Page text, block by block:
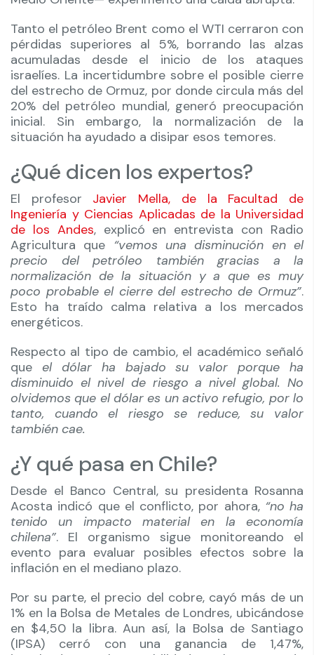
Tanto el petróleo Brent como el WTI cerraron con
pérdidas superiores al 5%, borrando las alzas
acumuladas desde el inicio de los ataques
israelíes. La incertidumbre sobre el posible cierre
del estrecho de Ormuz, por donde circula más del
20% del petróleo mundial, generó preocupación
inicial. Sin embargo, la normalización de la
situación ha ayudado a disipar esos temores.
¿Qué dicen los expertos?
El profesor Javier Mella, de la Facultad de
Ingeniería y Ciencias Aplicadas de la Universidad
de los Andes, explicó en entrevista con Radio
Agricultura que “vemos una disminución en el
precio del petróleo también gracias a la
normalización de la situación y a que es muy
poco probable el cierre del estrecho de Ormuz”.
Esto ha traído calma relativa a los mercados
energéticos.
Respecto al tipo de cambio, el académico señaló
que el dólar ha bajado su valor porque ha
disminuido el nivel de riesgo a nivel global. No
olvidemos que el dólar es un activo refugio, por lo
tanto, cuando el riesgo se reduce, su valor
también cae.
¿Y qué pasa en Chile?
Desde el Banco Central, su presidenta Rosanna
Acosta indicó que el conflicto, por ahora, “no ha
tenido un impacto material en la economía
chilena”. El organismo sigue monitoreando el
evento para evaluar posibles efectos sobre la
inflación en el mediano plazo.
Por su parte, el precio del cobre, cayó más de un
1% en la Bolsa de Metales de Londres, ubicándose
en $4,50 la libra. Aun así, la Bolsa de Santiago
(IPSA) cerró con una ganancia de 1,47%,